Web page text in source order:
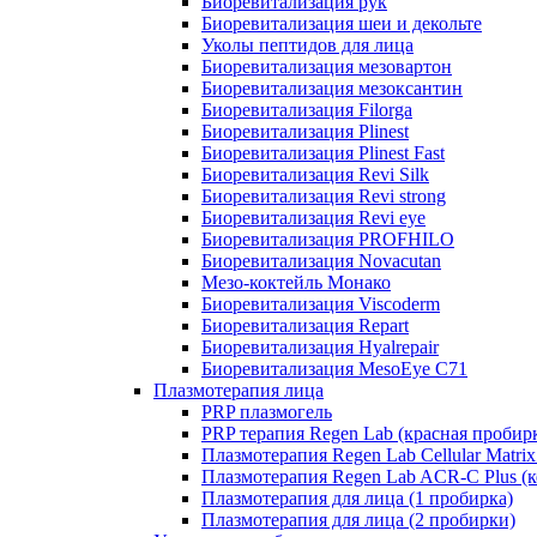
Биоревитализация шеи и декольте
Уколы пептидов для лица
Биоревитализация мезовартон
Биоревитализация мезоксантин
Биоревитализация Filorga
Биоревитализация Plinest
Биоревитализация Plinest Fast
Биоревитализация Revi Silk
Биоревитализация Revi strong
Биоревитализация Revi eye
Биоревитализация PROFHILO
Биоревитализация Novacutan
Мезо-коктейль Монако
Биоревитализация Viscoderm
Биоревитализация Repart
Биоревитализация Hyalrepair
Биоревитализация MesoEye C71
Плазмотерапия лица
PRP плазмогель
PRP терапия Regen Lab (красная
Плазмотерапия Regen Lab Cellular
Плазмотерапия Regen Lab ACR-C Plus
Плазмотерапия для лица (1 пробирка)
Плазмотерапия для лица (2 пробирки)